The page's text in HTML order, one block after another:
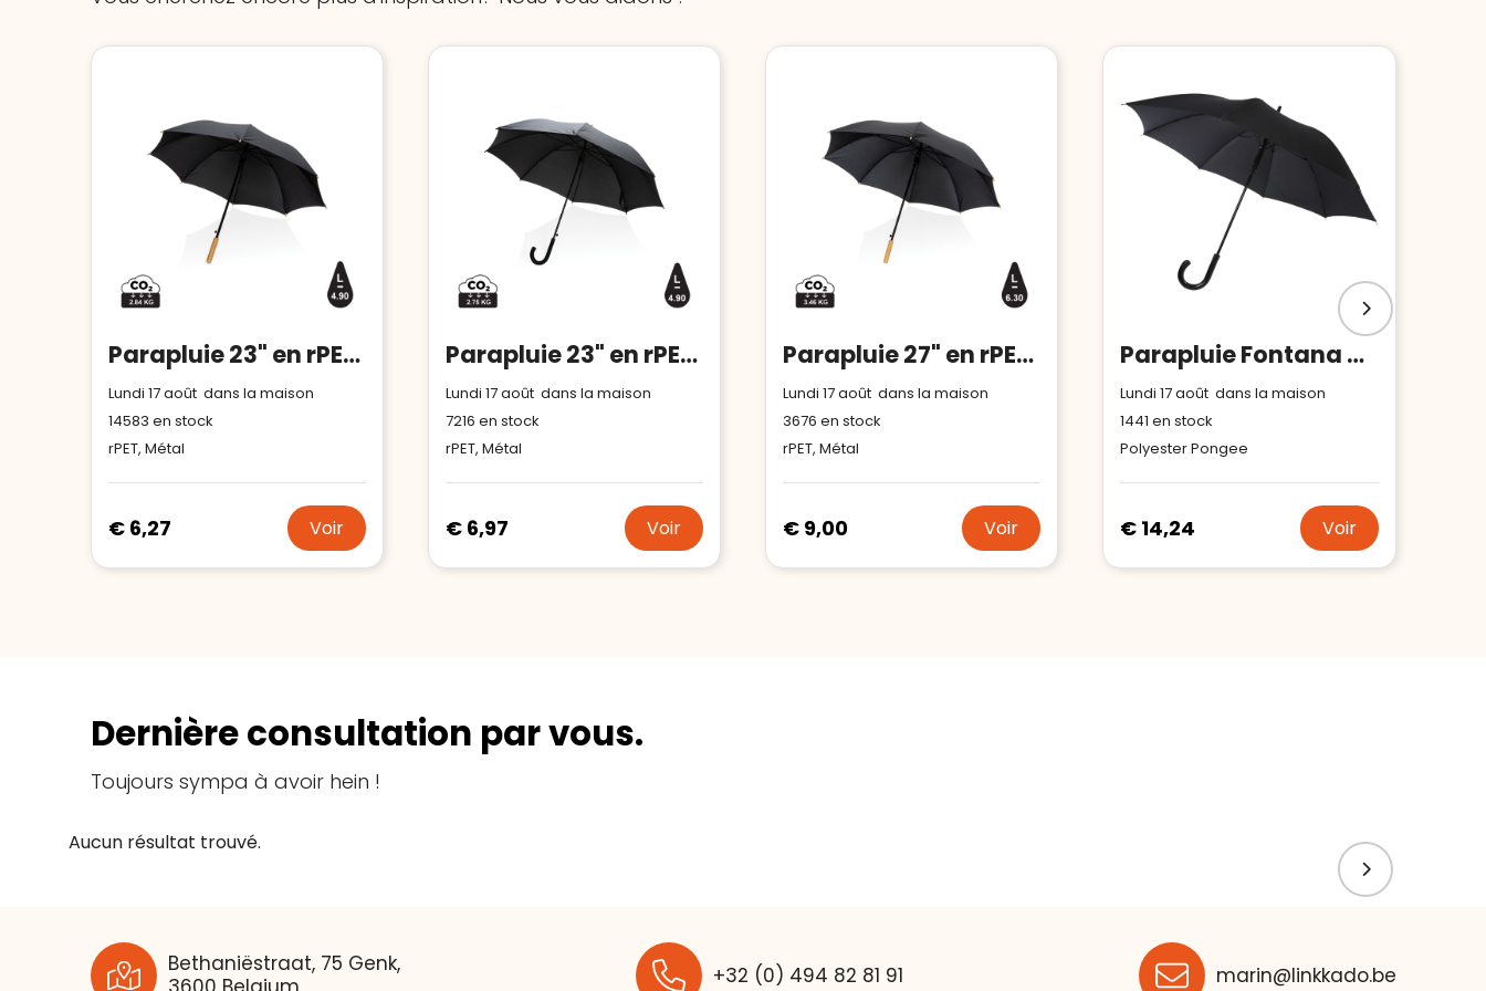
Parapluie 23" en rPET et bambou ouverture auto Impact AWARE™
Lundi 17 août dans la maison
14583 en stock
rPET, Métal
€ 6,27 Voir
Parapluie 23" en rPET 190T avec ouverture auto Impact AWARE™
Lundi 17 août dans la maison
7216 en stock
rPET, Métal
€ 6,97 Voir
Parapluie 27" en rPET et bambou ouverture auto Impact AWARE™
Lundi 17 août dans la maison
3676 en stock
rPET, Métal
€ 9,00 Voir
Parapluie Fontana de 23" à ouverture automatique avec aspect carbone et poignée courbe
Lundi 17 août dans la maison
1441 en stock
Polyester Pongee
€ 14,24 Voir
Dernière consultation par vous.
Toujours sympa à avoir hein !
Aucun résultat trouvé.
Bethaniëstraat, 75 Genk,
+32 (0) 494 82 81 91 marin@linkkado.be